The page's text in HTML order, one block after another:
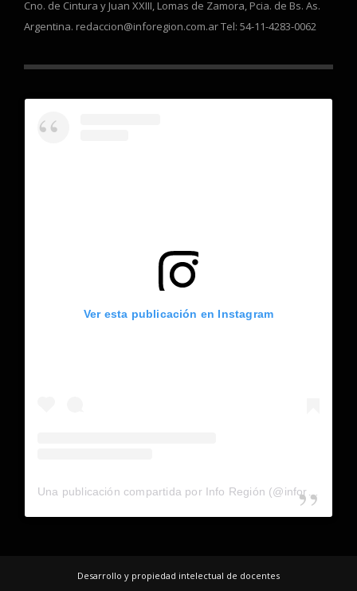
Cno. de Cintura y Juan XXIII, Lomas de Zamora, Pcia. de Bs. As.
Argentina. redaccion@inforegion.com.ar Tel: 54-11-4283-0062
Ver esta publicación en Instagram
Desarrollo y propiedad intelectual de docentes